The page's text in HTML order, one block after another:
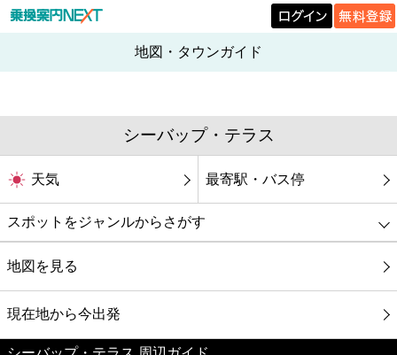
地図・タウンガイド
シーバップ・テラス
天気 最寄駅・バス停
スポットをジャンルからさがす
グルメ
映画
地図を見る
現在地から今出発